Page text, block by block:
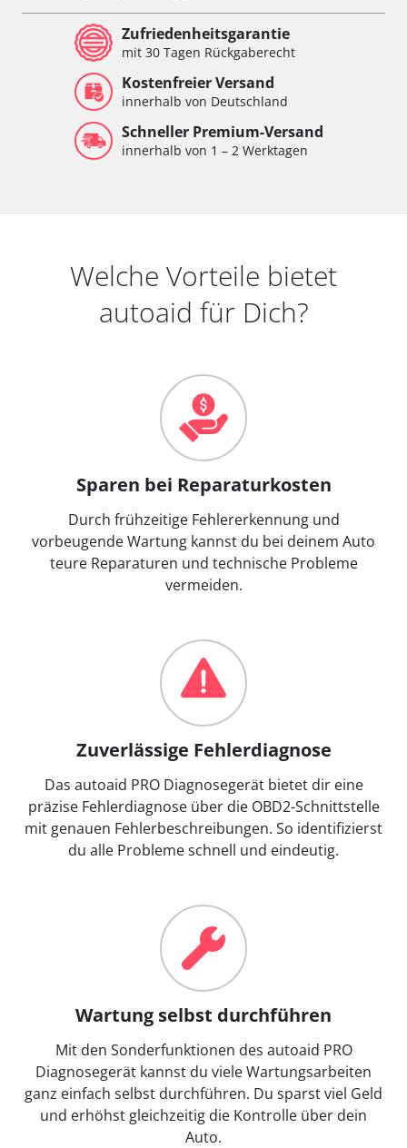
Zufriedenheitsgarantie
mit 30 Tagen Rückgaberecht
Kostenfreier Versand
innerhalb von Deutschland
Schneller Premium-Versand
innerhalb von 1 – 2 Werktagen
Welche Vorteile bietet
autoaid für Dich?
Sparen bei Reparaturkosten
Durch frühzeitige Fehlererkennung und
vorbeugende Wartung kannst du bei deinem Auto
teure Reparaturen und technische Probleme
vermeiden.
Zuverlässige Fehlerdiagnose
Das autoaid PRO Diagnosegerät bietet dir eine
präzise Fehlerdiagnose über die OBD2-Schnittstelle
mit genauen Fehlerbeschreibungen. So identifizierst
du alle Probleme schnell und eindeutig.
Wartung selbst durchführen
Mit den Sonderfunktionen des autoaid PRO
Diagnosegerät kannst du viele Wartungsarbeiten
ganz einfach selbst durchführen. Du sparst viel Geld
und erhöhst gleichzeitig die Kontrolle über dein
Auto.